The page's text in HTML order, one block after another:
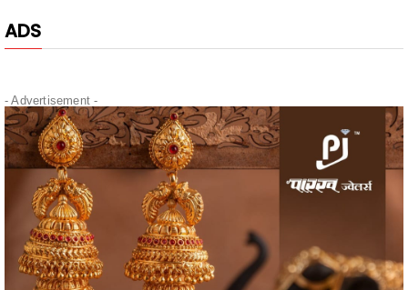
ADS
- Advertisement -